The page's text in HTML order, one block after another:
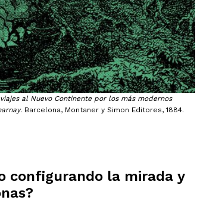
al Nuevo Continente por los más modernos
. Barcelona, Montaner y Simon Editores, 1884.
configurando la mirada y